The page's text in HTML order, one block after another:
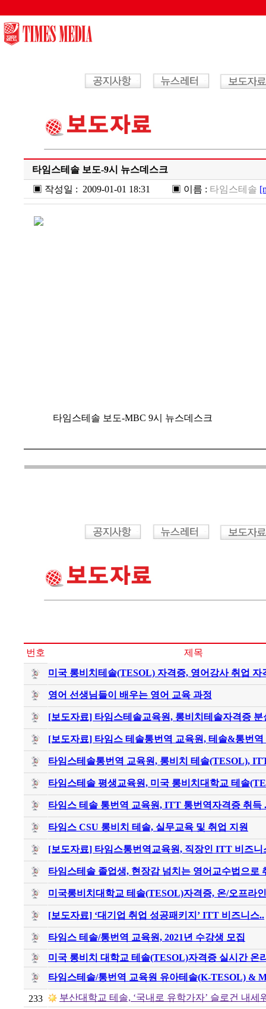
타임스테솔 보도-9시 뉴스데스크
▣ 작성일 : 2009-01-01 18:31 ▣ 이름 : 타임스테솔
타임스테솔 보도-MBC 9시 뉴스데스크
번호
제목
미국 롱비치테솔(TESOL) 자격증, 영어강사 취업 자
영어 선생님들이 배우는 영어 교육 과정
[보도자료] 타임스테솔교육원, 롱비치테솔자격증 분
[보도자료] 타임스 테솔통번역 교육원, 테솔&통번역
타임스테솔통번역 교육원, 롱비치 테솔(TESOL),
타임스테솔 평생교육원, 미국 롱비치대학교 테솔
타임스 테솔 통번역 교육원, ITT 통번역자격증 취득
타임스 CSU 롱비치 테솔, 실무교육 및 취업 지원
[보도자료] 타임스통번역교육원, 직장인 ITT 비즈니
타임스테솔 졸업생, 현장감 넘치는 영어교수법으로
미국롱비치대학교 테솔(TESOL)자격증, 온/오프라
[보도자료] ‘대기업 취업 성공패키지’ ITT 비즈니스..
타임스 테솔/통번역 교육원, 2021년 수강생 모집
미국 롱비치 대학교 테솔(TESOL)자격증 실시간 온
타임스테솔/통번역 교육원 유아테솔(K-TESOL) &
233 부산대학교 테솔, ‘국내로 유학가자’ 슬로건 내세